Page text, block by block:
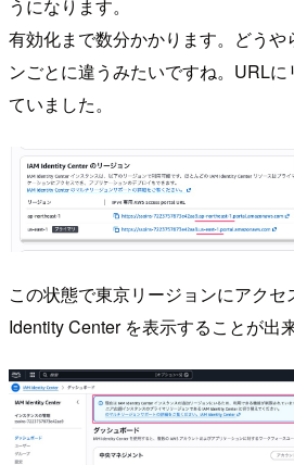
うになります。
有効化まで数分かかります。どうや
ンごとに違うみたいですね。URL
ていました。
この状態で東京リージョンにアク
Identity Center を表示することが出